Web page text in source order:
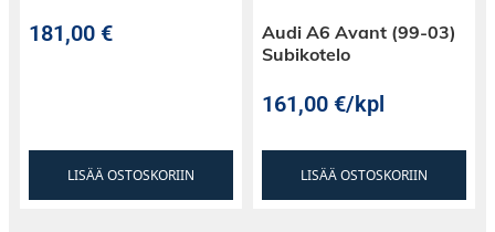
181,00€
LISÄÄ OSTOSKORIIN
Audi A6 Avant (99-03)
Subikotelo
161,00€/kpl
LISÄÄ OSTOSKORIIN